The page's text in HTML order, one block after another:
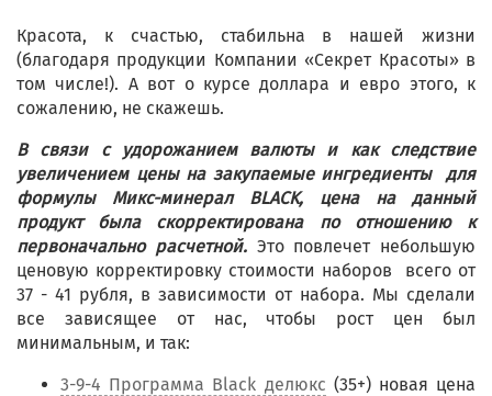
Красота, к счастью, стабильна в нашей жизни
(благодаря продукции Компании «Секрет Красоты» в
том числе!). А вот о курсе доллара и евро этого, к
сожалению, не скажешь.
В связи с удорожанием валюты и как следствие
увеличением цены на закупаемые ингредиенты для
формулы Микс-минерал BLACK, цена на данный
продукт была скорректирована по отношению к
первоначально расчетной.Это повлечет небольшую
ценовую корректировку стоимости наборов всего от
37 - 41 рубля, в зависимости от набора. Мы сделали
все зависящее от нас, чтобы рост цен был
минимальным, и так:
3-9-4 Программа Black делюкс (35+) новая цена